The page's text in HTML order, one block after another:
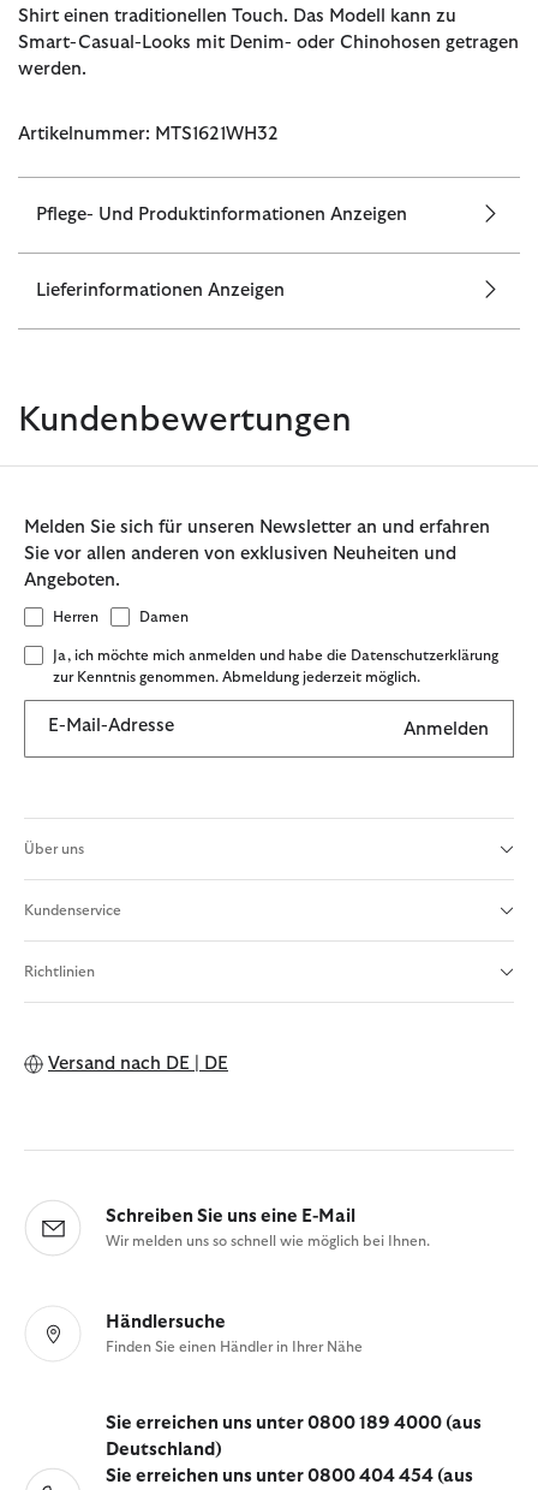
Shirt einen traditionellen Touch. Das Modell kann zu
Smart-Casual-Looks mit Denim- oder Chinohosen getragen
werden.
Artikelnummer: MTS1621WH32
Pflege- Und Produktinformationen Anzeigen
Lieferinformationen Anzeigen
Kundenbewertungen
Melden Sie sich für unseren Newsletter an und erfahren
Sie vor allen anderen von exklusiven Neuheiten und
Angeboten.
Herren Damen
Ja, ich möchte mich anmelden und habe die Datenschutzerklärung
zur Kenntnis genommen. Abmeldung jederzeit möglich.
E-Mail-Adresse Anmelden
Über uns
Kundenservice
Richtlinien
Versand nach DE | DE
Schreiben Sie uns eine E-Mail
Wir melden uns so schnell wie möglich bei Ihnen.
Händlersuche
Finden Sie einen Händler in Ihrer Nähe
Sie erreichen uns unter 0800 189 4000 (aus
Deutschland)
Sie erreichen uns unter 0800 404 454 (aus